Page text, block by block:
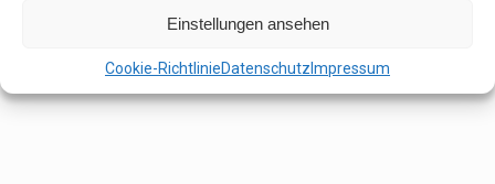
Einstellungen ansehen
Cookie-RichtlinieDatenschutz Impressum